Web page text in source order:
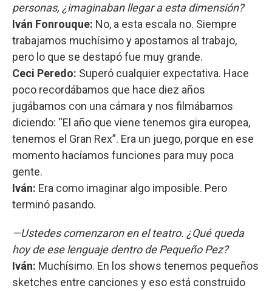
personas, ¿imaginaban llegar a esta dimensión?
Iván Fonrouque: No, a esta escala no. Siempre
trabajamos muchísimo y apostamos al trabajo,
pero lo que se destapó fue muy grande.
Ceci Peredo: Superó cualquier expectativa. Hace
poco recordábamos que hace diez años
jugábamos con una cámara y nos filmábamos
diciendo: “El año que viene tenemos gira europea,
tenemos el Gran Rex”. Era un juego, porque en ese
momento hacíamos funciones para muy poca
gente.
Iván: Era como imaginar algo imposible. Pero
terminó pasando.
—Ustedes comenzaron en el teatro. ¿Qué queda
hoy de ese lenguaje dentro de Pequeño Pez?
Iván: Muchísimo. En los shows tenemos pequeños
sketches entre canciones y eso está construido